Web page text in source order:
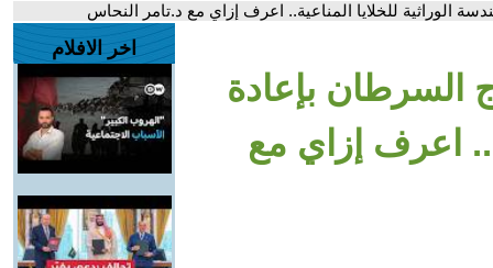
الوراثية للخلايا المناعية.. اعرف إزاي مع د.تامر النحاس
السرطان بإعادة
اعرف إزاي مع
اخر الافلام